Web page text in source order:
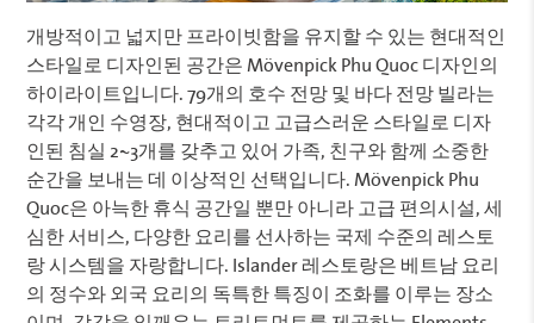
개방적이고 넓지만 프라이빗함을 유지할 수 있는 현대적인
스타일로 디자인된 공간은 Mövenpick Phu Quoc 디자인의
하이라이트입니다. 79개의 호수 전망 및 바다 전망 빌라는
각각 개인 수영장, 현대적이고 고급스러운 스타일로 디자
인된 침실 2~3개를 갖추고 있어 가족, 친구와 함께 소중한
순간을 보내는 데 이상적인 선택입니다. Mövenpick Phu
Quoc은 아늑한 휴식 공간일 뿐만 아니라 고급 편의시설, 세
심한 서비스, 다양한 요리를 선사하는 국제 수준의 레스토
랑 시스템을 자랑합니다. Islander 레스토랑은 베트남 요리
의 정수와 외국 요리의 독특한 특징이 조화를 이루는 장소